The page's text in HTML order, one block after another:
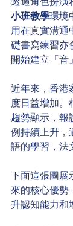
小班教學環境
用在真實溝通
礎書寫練習亦
開始建立「音
近年來，香港
度日益增加。
趨勢顯示，報
例持續上升，
語的學習，法
下面這張圖展
來的核心優勢
升認知能力和